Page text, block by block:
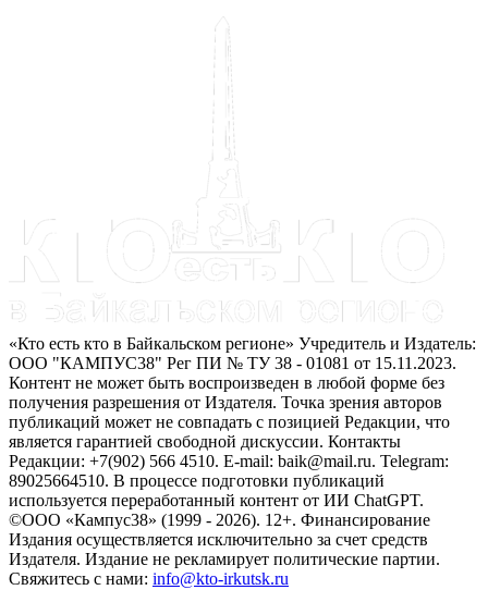
«Кто есть кто в Байкальском регионе» Учредитель и Издатель:
ООО "КАМПУС38" Рег ПИ № ТУ 38 - 01081 от 15.11.2023.
Контент не может быть воспроизведен в любой форме без
получения разрешения от Издателя. Точка зрения авторов
публикаций может не совпадать с позицией Редакции, что
является гарантией свободной дискуссии. Контакты
Редакции: +7(902) 566 4510. E-mail: baik@mail.ru. Telegram:
89025664510. В процессе подготовки публикаций
используется переработанный контент от ИИ ChatGPT.
©ООО «Кампус38» (1999 - 2026). 12+. Финансирование
Издания осуществляется исключительно за счет средств
Издателя. Издание не рекламирует политические партии.
Свяжитесь с нами: info@kto-irkutsk.ru